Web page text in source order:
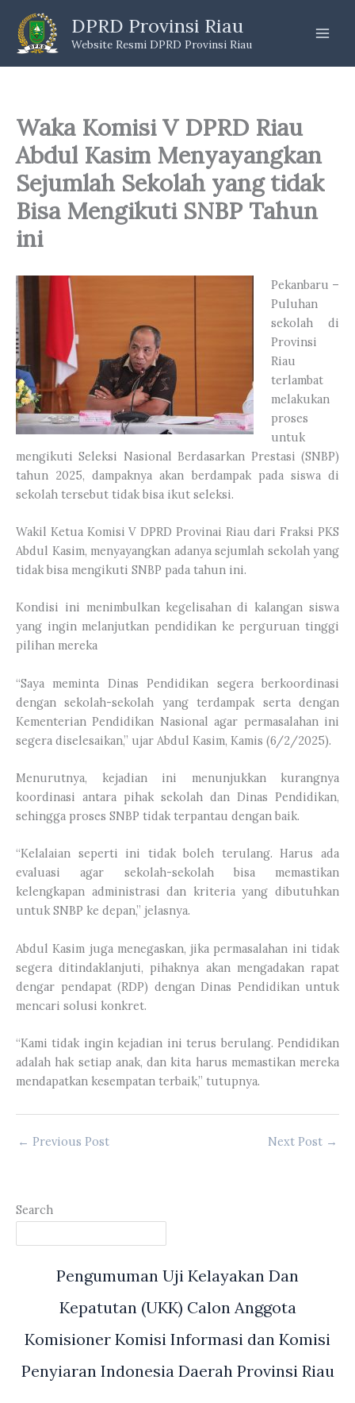
content
DPRD Provinsi Riau
Website Resmi DPRD Provinsi Riau
Waka Komisi V DPRD Riau
Abdul Kasim Menyayangkan
Sejumlah Sekolah yang tidak
Bisa Mengikuti SNBP Tahun
ini
Pekanbaru –
Puluhan
sekolah di
Provinsi
Riau
terlambat
melakukan
proses
untuk
mengikuti Seleksi Nasional Berdasarkan Prestasi (SNBP)
tahun 2025, dampaknya akan berdampak pada siswa di
sekolah tersebut tidak bisa ikut seleksi.
Wakil Ketua Komisi V DPRD Provinai Riau dari Fraksi PKS
Abdul Kasim, menyayangkan adanya sejumlah sekolah yang
tidak bisa mengikuti SNBP pada tahun ini.
Kondisi ini menimbulkan kegelisahan di kalangan siswa
yang ingin melanjutkan pendidikan ke perguruan tinggi
pilihan mereka
“Saya meminta Dinas Pendidikan segera berkoordinasi
dengan sekolah-sekolah yang terdampak serta dengan
Kementerian Pendidikan Nasional agar permasalahan ini
segera diselesaikan,” ujar Abdul Kasim, Kamis (6/2/2025).
Menurutnya, kejadian ini menunjukkan kurangnya
koordinasi antara pihak sekolah dan Dinas Pendidikan,
sehingga proses SNBP tidak terpantau dengan baik.
“Kelalaian seperti ini tidak boleh terulang. Harus ada
evaluasi agar sekolah-sekolah bisa memastikan
kelengkapan administrasi dan kriteria yang dibutuhkan
untuk SNBP ke depan,” jelasnya.
Abdul Kasim juga menegaskan, jika permasalahan ini tidak
segera ditindaklanjuti, pihaknya akan mengadakan rapat
dengar pendapat (RDP) dengan Dinas Pendidikan untuk
mencari solusi konkret.
“Kami tidak ingin kejadian ini terus berulang. Pendidikan
adalah hak setiap anak, dan kita harus memastikan mereka
mendapatkan kesempatan terbaik,” tutupnya.
← Previous Post Next Post →
Search
Pengumuman Uji Kelayakan Dan
Kepatutan (UKK) Calon Anggota
Komisioner Komisi Informasi dan Komisi
Penyiaran Indonesia Daerah Provinsi Riau